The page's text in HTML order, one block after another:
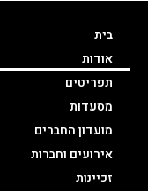
בית
אודות
תפריטים
מסעדות
מועדון החברים
אירועים וחברות
זכיינות